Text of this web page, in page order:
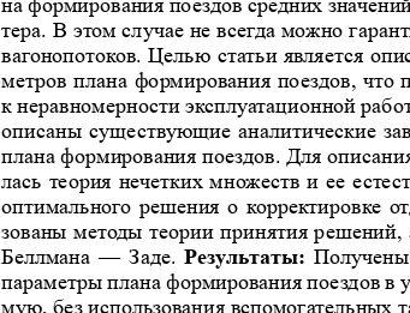
тера. В этом случае не всегда можно
вагонопотоков. Целью статьи является
метров плана формирования поездов, что
к  неравномерности эксплуатационной
описаны существующие аналитические
плана формирования поездов. Для
лась теория нечетких множеств и ее
оптимального решения о корректировке
зованы методы теории принятия решений,
Беллмана — Заде. Результаты:
параметры плана формирования поездов в
мую, без использования вспомогательных